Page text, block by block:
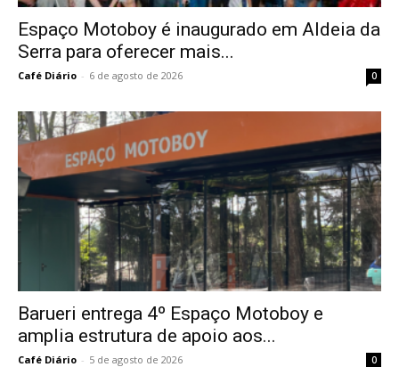
Espaço Motoboy é inaugurado em Aldeia da
Serra para oferecer mais...
Café Diário - 6 de agosto de 2026 0
Barueri entrega 4º Espaço Motoboy e
amplia estrutura de apoio aos...
Café Diário - 5 de agosto de 2026 0